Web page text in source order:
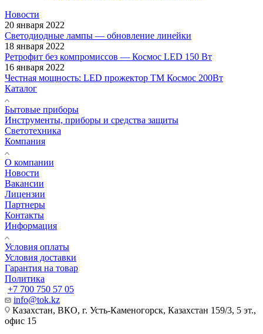
Новости
20 января 2022
Светодиодные лампы — обновление линейки
18 января 2022
Ретрофит без компромиссов — Космос LED 150 Вт
16 января 2022
Честная мощность: LED прожектор ТМ Космос 200Вт
Каталог
Бытовые приборы
Инструменты, приборы и средства защиты
Светотехника
Компания
О компании
Новости
Вакансии
Лицензии
Партнеры
Контакты
Информация
Условия оплаты
Условия доставки
Гарантия на товар
Политика
+7 700 750 57 05
info@tok.kz
Казахстан, ВКО, г. Усть-Каменогорск, Казахстан 159/3, 5 эт.,
офис 15